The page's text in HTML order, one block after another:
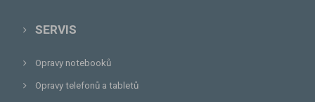
SERVIS
Opravy notebooků
Opravy telefonů a tabletů